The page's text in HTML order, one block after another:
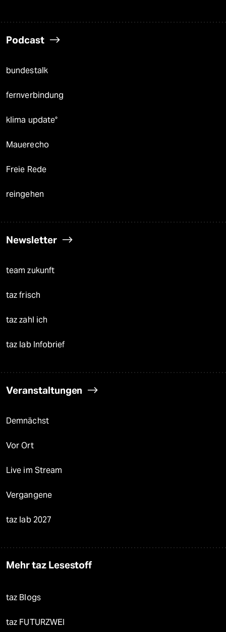
Podcast
bundestalk
fernverbindung
klima update°
Mauerecho
Freie Rede
reingehen
Newsletter
team zukunft
taz frisch
taz zahl ich
taz lab Infobrief
Veranstaltungen
Demnächst
Vor Ort
Live im Stream
Vergangene
taz lab 2027
Mehr taz Lesestoff
taz Blogs
taz FUTURZWEI